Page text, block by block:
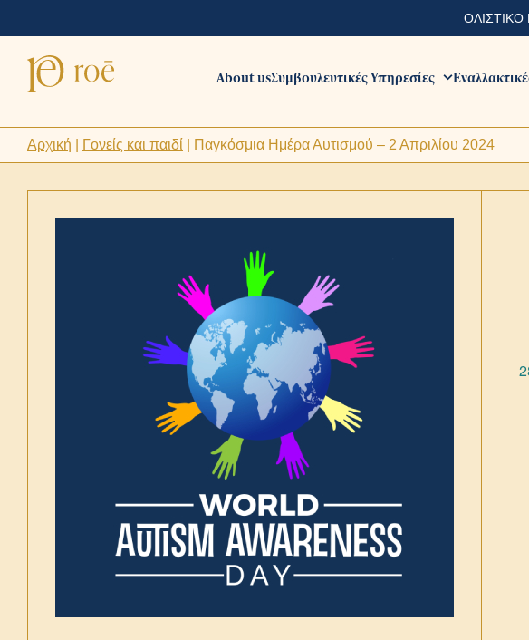
ΟΛΙΣΤΙΚΟ
About usΣυμβουλευτικές Υπηρεσίες
Αρχική Γονείς και παιδί Παγκόσμια Ημέρα Αυτισμού – 2 Απριλίου 2024